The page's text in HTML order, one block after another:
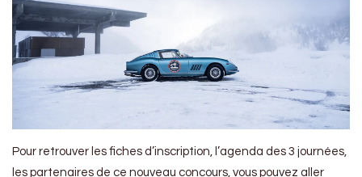
Pour retrouver les fiches d’inscription, l’agenda des 3 journées,
les partenaires de ce nouveau concours, vous pouvez aller